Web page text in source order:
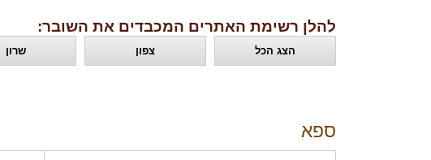
להלן רשימת האתרים המכבדים את השובר:
הצג הכל צפון שרון
ספא